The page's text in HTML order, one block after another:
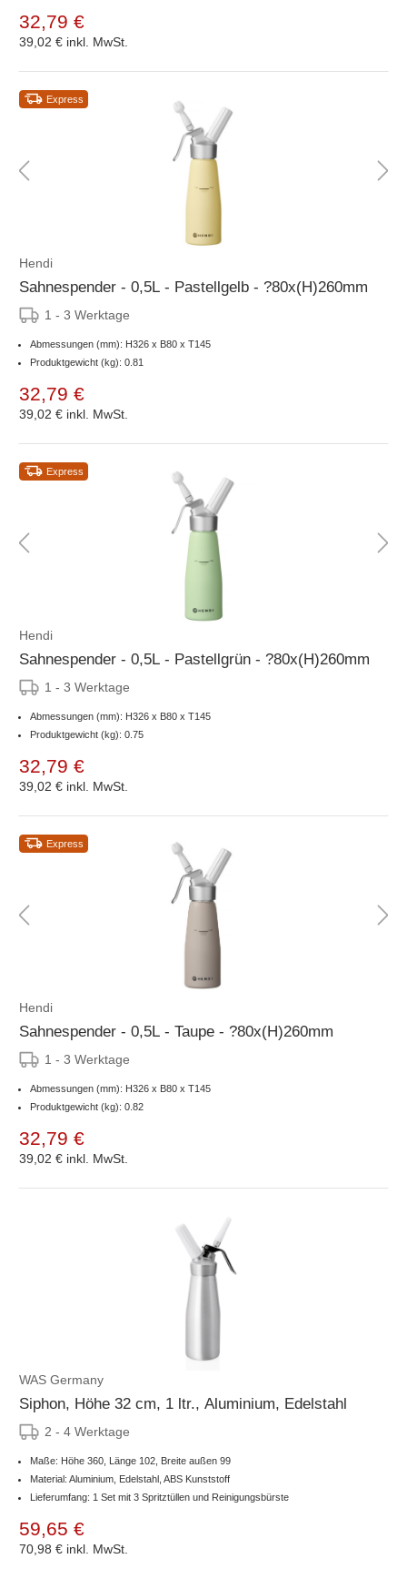
32,79 €
39,02 € inkl. MwSt.
Express
Hendi
Sahnespender - 0,5L - Pastellgelb - ?80x(H)260mm
1 - 3 Werktage
Abmessungen (mm): H326 x B80 x T145
Produktgewicht (kg): 0.81
32,79 €
39,02 € inkl. MwSt.
Express
Hendi
Sahnespender - 0,5L - Pastellgrün - ?80x(H)260mm
1 - 3 Werktage
Abmessungen (mm): H326 x B80 x T145
Produktgewicht (kg): 0.75
32,79 €
39,02 € inkl. MwSt.
Express
Hendi
Sahnespender - 0,5L - Taupe - ?80x(H)260mm
1 - 3 Werktage
Abmessungen (mm): H326 x B80 x T145
Produktgewicht (kg): 0.82
32,79 €
39,02 € inkl. MwSt.
WAS Germany
Siphon, Höhe 32 cm, 1 ltr., Aluminium, Edelstahl
2 - 4 Werktage
Maße: Höhe 360, Länge 102, Breite außen 99
Material: Aluminium, Edelstahl, ABS Kunststoff
Lieferumfang: 1 Set mit 3 Spritztüllen und Reinigungsbürste
59,65 €
70,98 € inkl. MwSt.